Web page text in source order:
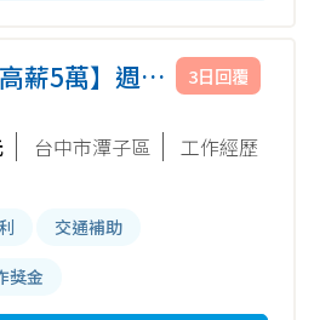
薪5萬】週休
無塵服▶快速
台中市潭子區
工作經歷
交通補助
獎金
3日回覆